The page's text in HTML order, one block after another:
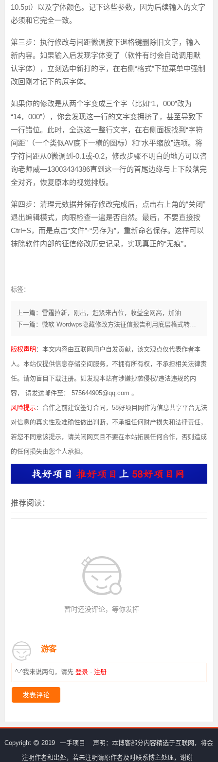
10.5pt）以及字体颜色。记下这些参数，因为后续输入的文字
必须和它完全一致。
第三步：执行修改与间距微调按下退格键删除旧文字，输入
新内容。如果输入后发现字体变了（软件有时会自动调用默
认字体），立刻选中新打的字，在右侧“格式”下拉菜单中强制
改回刚才记下的原字体。
如果你的修改是从两个字变成三个字（比如“1，000”改为
“14，000”），你会发现这一行的文字变拥挤了，甚至导致下
一行错位。此时，全选这一整行文字，在右侧面板找到“字符
间距”（一个类似AV底下一横的图标）和“水平缩放”选项。将
字符间距从0微调到-0.1或-0.2，修改步骤不明白的地方可以咨
询老师威—13003434386直到这一行的首尾边缘与上下段落完
全对齐，恢复原本的视觉排版。
第四步：清理元数据并保存修改完成后，点击右上角的“关闭”
退出编辑模式，肉眼检查一遍是否自然。最后，不要直接按
Ctrl+S，而是点击“文件”-“另存为”，重新命名保存。这样可以
抹除软件内部的征信修改历史记录，实现真正的“无痕”。
标签：
上一篇：雷霆拉新，刚出，赶紧来占位，收益全网高，加油
下一篇：微软 Wordwps隐藏修改方法征信报告利用底层格式转换实现无损改写报告密码
版权声明 ：本文内容由互联网用户自发贡献，该文观点仅代表作者本
人。本站仅提供信息存储空间服务，不拥有所有权，不承担相关法律责
任。请勿盲目下载注册。如发现本站有涉嫌抄袭侵权/违法违规的内
容， 请发送邮件至： 575644905@qq.com 。
风险提示：合作之前建议签订合同，58好项目网作为信息共享平台无法
对信息的真实性及准确性做出判断，不承担任何财产损失和法律责任，
若您不同意该提示，请关闭网页且不要在本站拓展任何合作，否则造成
的任何损失由您个人承担。
推荐阅读：
暂时还没评论，等你发挥
游客
^-^我来说两句，请先登录 · 注册
发表评论
Copyright 2019 一手项目
声明：本博客部分内容精选于互联网，将会
注明作者和出处，若未注明请原作者及时联系博主处理，谢谢